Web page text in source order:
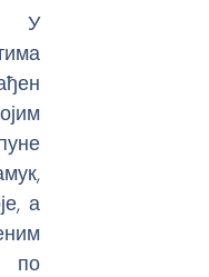
У
а
по